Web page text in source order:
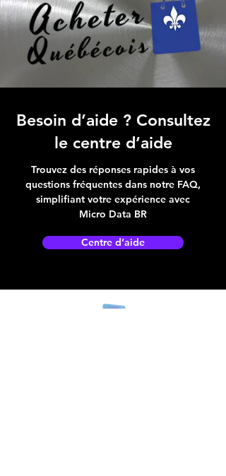
Besoin d’aide ? Consultez
le centre d’aide
Trouvez des réponses rapides à vos
questions fréquentes dans notre FAQ,
simplifiant votre expérience avec
Micro Data BR
Centre d’aide